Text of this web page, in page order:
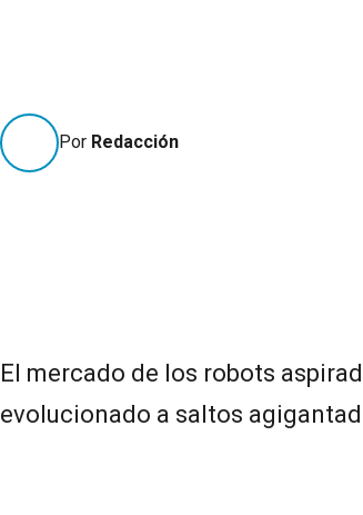
Por Redacción
El mercado de los robots
evolucionado a saltos